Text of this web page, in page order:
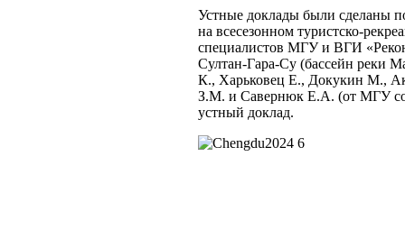
Устные доклады были сделаны
на всесезонном туристско-
специалистов МГУ и ВГИ
Султан-Гара-Су (бассейн реки
К., Харьковец Е., Докукин М.,
З.М. и Савернюк Е.А. (от МГУ
устный доклад.